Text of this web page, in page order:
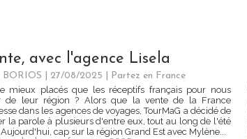
avec l'agence Lisela
BORIOS | 27/08/2025
Partez en France
mieux placés que les réceptifs français pour nous
de leur région ? Alors que la vente de la France
dans les agences de voyages, TourMaG a décidé de
la parole à plusieurs d'entre eux, tout au long de l'été
cap sur la région Grand Est avec Mylène...